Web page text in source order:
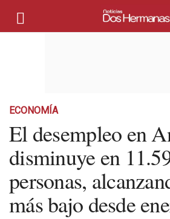
ECONOMÍA
El desempleo en
disminuye en
personas,
más bajo desde